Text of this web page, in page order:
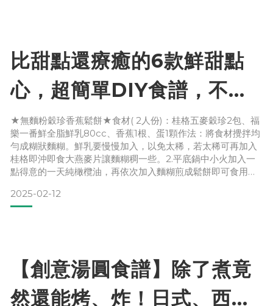
比甜點還療癒的6款鮮甜點
心，超簡單DIY食譜，不忌
口更加安心吃！
★無麵粉穀珍香蕉鬆餅★食材( 2人份)：桂格五麥穀珍2包、福
樂一番鮮全脂鮮乳80cc、香蕉1根、蛋1顆作法：將食材攪拌均
勻成糊狀麵糊。鮮乳要慢慢加入，以免太稀，若太稀可再加入
桂格即沖即食大燕麥片讓麵糊稠一些。2.平底鍋中小火加入一
點得意的一天純橄欖油，再依次加入麵糊煎成鬆餅即可食用。
片、福樂頂級鮮奶優酪，份量隨意作法：先將地瓜蒸熟後打成
泥，接著加入桂格奇亞籽麥片，攪拌均勻後，用圓形碗當模型
2025-02-12
【創意湯圓食譜】除了煮竟
然還能烤、炸！日式、西式